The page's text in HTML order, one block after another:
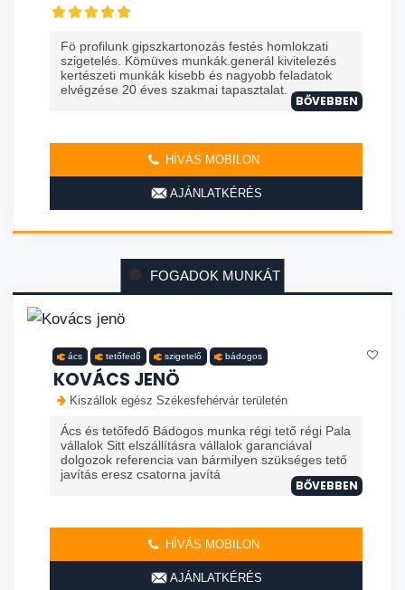
Fö profilunk gipszkartonozás festés homlokzati
szigetelés. Kömüves munkák.generál kivitelezés
kertészeti munkák kisebb és nagyobb feladatok
elvégzése 20 éves szakmai tapasztalat. ...
BŐVEBBEN
HÍVÁS MOBILON
AJÁNLATKÉRÉS
FOGADOK MUNKÁT
ács tetőfedő szigetelő bádogos
KOVÁCS JENÖ
Kiszállok egész Székesfehérvár területén
Ács és tetőfedő Bádogos munka régi tető régi Pala
vállalok Sitt elszállításra vállalok garanciával
dolgozok referencia van bármilyen szükséges tető
javítás eresz csatorna javítá
BŐVEBBEN
HÍVÁS MOBILON
AJÁNLATKÉRÉS